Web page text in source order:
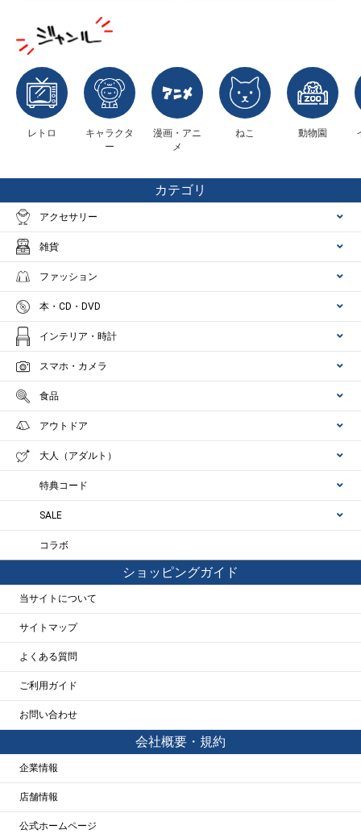
レトロ
キャラクタ
ー
漫画・アニ
メ
ねこ 動物園
カテゴリ
アクセサリー
雑貨
ファッション
本・CD・DVD
インテリア・時計
スマホ・カメラ
食品
アウトドア
大人（アダルト）
特典コード
SALE
コラボ
ショッピングガイド
当サイトについて
サイトマップ
よくある質問
ご利用ガイド
お問い合わせ
会社概要・規約
企業情報
店舗情報
公式ホームページ